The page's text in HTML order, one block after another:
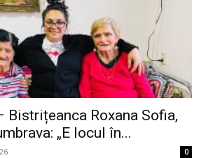
Bistrițeanca Roxana Sofia,
„E locul în...
0